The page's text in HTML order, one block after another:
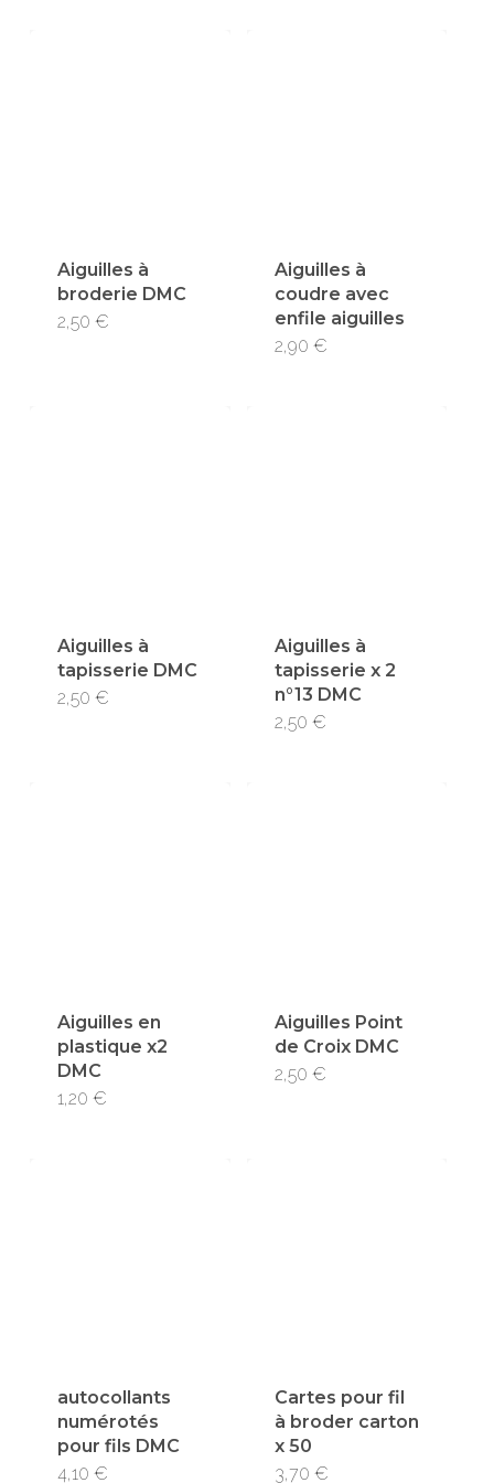
Aiguilles à
broderie DMC
2,50 €
Aiguilles à
coudre avec
enfile aiguilles
2,90 €
Aiguilles à
tapisserie DMC
2,50 €
Aiguilles à
tapisserie x 2
n°13 DMC
2,50 €
Aiguilles en
plastique x2
DMC
1,20 €
Aiguilles Point
de Croix DMC
2,50 €
autocollants
numérotés
pour fils DMC
4,10 €
Cartes pour fil
à broder carton
x 50
3,70 €